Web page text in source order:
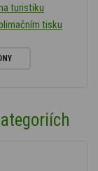
turistiku
tisku